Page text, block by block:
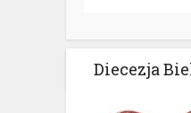
Diecezja